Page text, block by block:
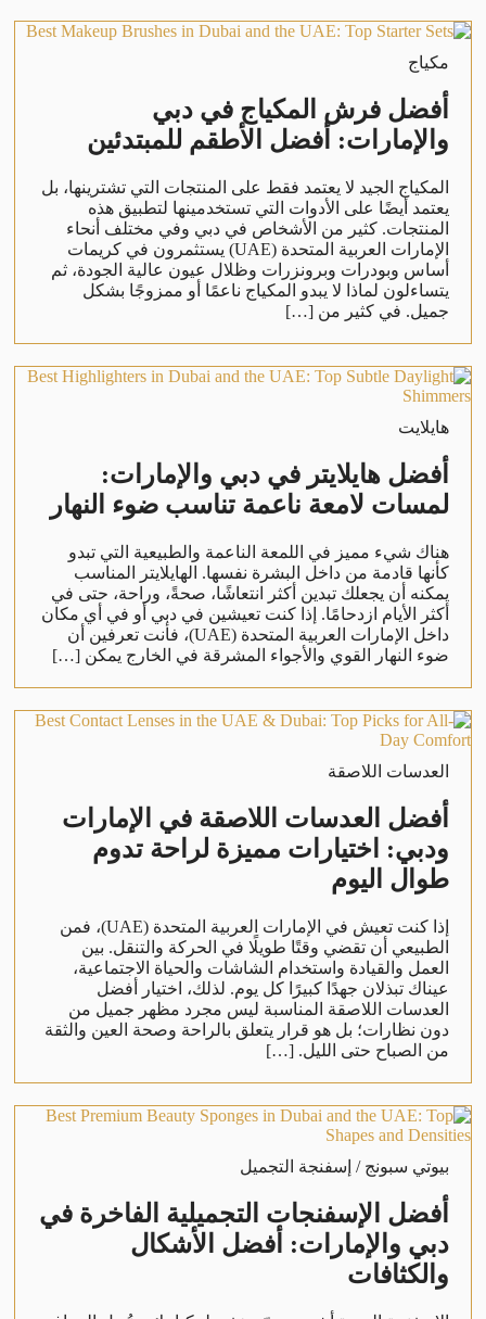
مكياج
أفضل فرش المكياج في دبي
والإمارات: أفضل الأطقم للمبتدئين
المكياج الجيد لا يعتمد فقط على المنتجات التي تشترينها، بل
يعتمد أيضًا على الأدوات التي تستخدمينها لتطبيق هذه
المنتجات. كثير من الأشخاص في دبي وفي مختلف أنحاء
الإمارات العربية المتحدة (UAE) يستثمرون في كريمات
أساس وبودرات وبرونزرات وظلال عيون عالية الجودة، ثم
يتساءلون لماذا لا يبدو المكياج ناعمًا أو ممزوجًا بشكل
جميل. في كثير من […]
هايلايت
أفضل هايلايتر في دبي والإمارات:
لمسات لامعة ناعمة تناسب ضوء النهار
هناك شيء مميز في اللمعة الناعمة والطبيعية التي تبدو
كأنها قادمة من داخل البشرة نفسها. الهايلايتر المناسب
يمكنه أن يجعلك تبدين أكثر انتعاشًا، صحةً، وراحة، حتى في
أكثر الأيام ازدحامًا. إذا كنت تعيشين في دبي أو في أي مكان
داخل الإمارات العربية المتحدة (UAE)، فأنت تعرفين أن
ضوء النهار القوي والأجواء المشرقة في الخارج يمكن […]
العدسات اللاصقة
أفضل العدسات اللاصقة في الإمارات
ودبي: اختيارات مميزة لراحة تدوم
طوال اليوم
إذا كنت تعيش في الإمارات العربية المتحدة (UAE)، فمن
الطبيعي أن تقضي وقتًا طويلًا في الحركة والتنقل. بين
العمل والقيادة واستخدام الشاشات والحياة الاجتماعية،
عيناك تبذلان جهدًا كبيرًا كل يوم. لذلك، اختيار أفضل
العدسات اللاصقة المناسبة ليس مجرد مظهر جميل من
دون نظارات؛ بل هو قرار يتعلق بالراحة وصحة العين والثقة
من الصباح حتى الليل. […]
بيوتي سبونج / إسفنجة التجميل
أفضل الإسفنجات التجميلية الفاخرة في
دبي والإمارات: أفضل الأشكال
والكثافات